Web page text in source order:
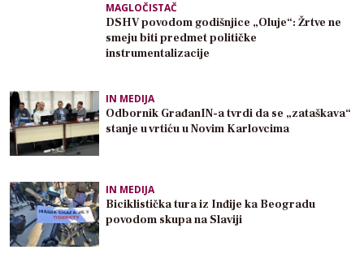
MAGLOČISTAČ
DSHV povodom godišnjice „Oluje“: Žrtve ne
smeju biti predmet političke
instrumentalizacije
IN MEDIJA
Odbornik GrađanIN-a tvrdi da se „zataškava“
stanje u vrtiću u Novim Karlovcima
IN MEDIJA
Biciklistička tura iz Inđije ka Beogradu
povodom skupa na Slaviji